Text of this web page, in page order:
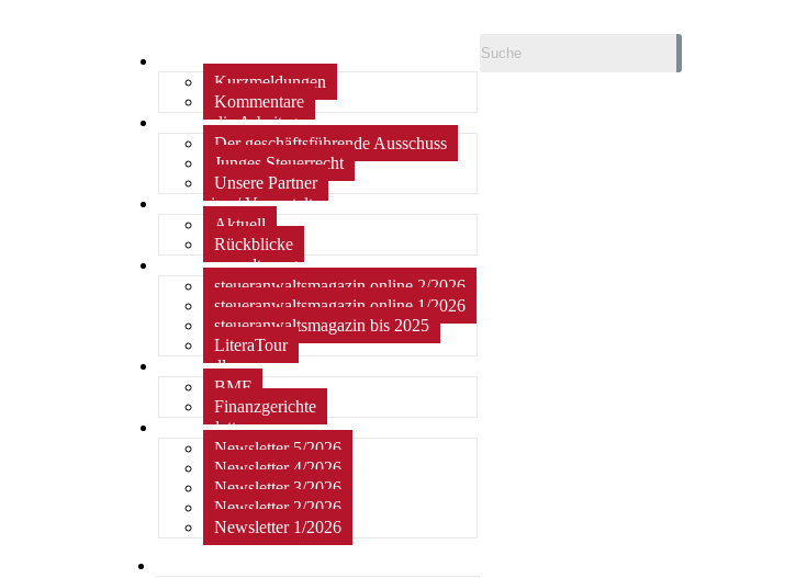
Home
Kurzmeldungen
Kommentare
Über die Arbeitsgemeinschaft
Der geschäftsführende Ausschuss
Junges Steuerrecht
Unsere Partner
Termine / Veranstaltungen
Aktuell
Rückblicke
steueranwaltsmagazin online
steueranwaltsmagazin online 2/2026
steueranwaltsmagazin online 1/2026
steueranwaltsmagazin bis 2025
LiteraTour
Aktuelles
BMF
Finanzgerichte
Newsletter
Newsletter 5/2026
Newsletter 4/2026
Newsletter 3/2026
Newsletter 2/2026
Newsletter 1/2026